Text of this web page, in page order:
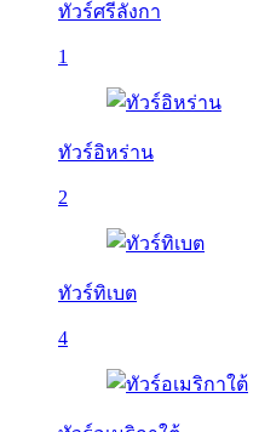
ทัวร์ศรีลังกา
1
ทัวร์อิหร่าน
2
ทัวร์ทิเบต
4